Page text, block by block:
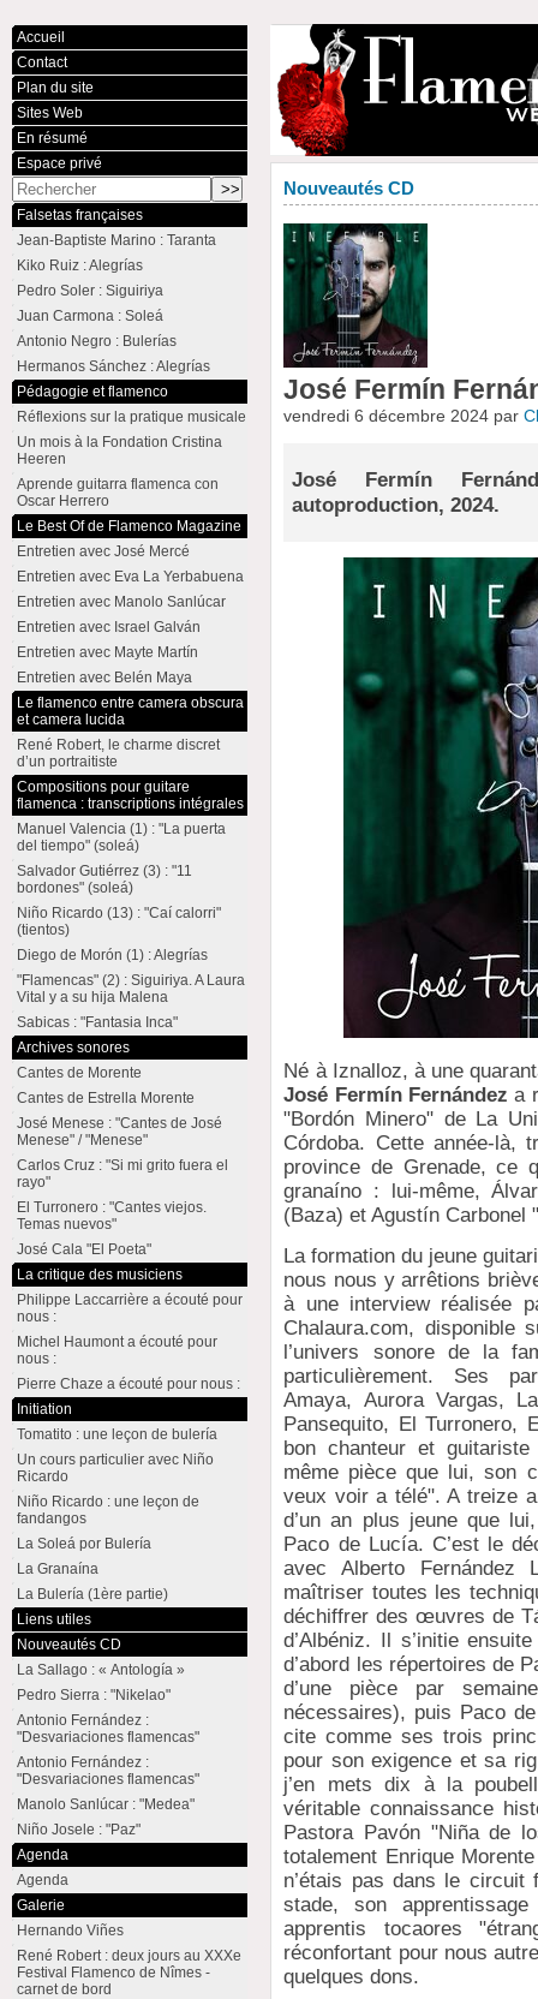
Nouveautés CD
José Fermín
vendredi 6 décembre 2024 par
José Fermín
autoproduction, 2024.
Né à Iznalloz, à une
José Fermín Fernández a
"Bordón Minero" de La
Córdoba. Cette année-là,
province de Grenade, ce
granaíno : lui-même,
(Baza) et Agustín Carbonel
La formation du jeune
nous nous y arrêtions
à une interview réalisée
Chalaura.com, disponible
l’univers sonore de la
particulièrement. Ses
Amaya, Aurora Vargas,
Pansequito, El Turronero,
bon chanteur et
même pièce que lui, son
veux voir a télé". A treize
d’un an plus jeune que
Paco de Lucía. C’est le
avec Alberto
maîtriser toutes les
déchiffrer des œuvres de
d’Albéniz. Il s’initie
d’abord les répertoires de
d’une pièce par
nécessaires), puis Paco
cite comme ses trois
pour son exigence et sa
j’en mets dix à la
véritable connaissance
Pastora Pavón "Niña de
totalement Enrique
n’étais pas dans le circuit
stade, son
apprentis tocaores
réconfortant pour nous
quelques dons.
Accueil
Contact
Plan du site
Sites Web
En résumé
Espace privé
Falsetas françaises
Jean-Baptiste Marino : Taranta
Kiko Ruiz : Alegrías
Pedro Soler : Siguiriya
Juan Carmona : Soleá
Antonio Negro : Bulerías
Hermanos Sánchez : Alegrías
Pédagogie et flamenco
Réflexions sur la pratique musicale
Un mois à la Fondation Cristina
Heeren
Aprende guitarra flamenca con
Oscar Herrero
Le Best Of de Flamenco Magazine
Entretien avec José Mercé
Entretien avec Eva La Yerbabuena
Entretien avec Manolo Sanlúcar
Entretien avec Israel Galván
Entretien avec Mayte Martín
Entretien avec Belén Maya
Le flamenco entre camera obscura
et camera lucida
René Robert, le charme discret
d’un portraitiste
Compositions pour guitare
flamenca : transcriptions intégrales
Manuel Valencia (1) : "La puerta
del tiempo" (soleá)
Salvador Gutiérrez (3) : "11
bordones" (soleá)
Niño Ricardo (13) : "Caí calorri"
(tientos)
Diego de Morón (1) : Alegrías
"Flamencas" (2) : Siguiriya. A Laura
Vital y a su hija Malena
Sabicas : "Fantasia Inca"
Archives sonores
Cantes de Morente
Cantes de Estrella Morente
José Menese : "Cantes de José
Menese" / "Menese"
Carlos Cruz : "Si mi grito fuera el
rayo"
El Turronero : "Cantes viejos.
Temas nuevos"
José Cala "El Poeta"
La critique des musiciens
Philippe Laccarrière a écouté pour
nous :
Michel Haumont a écouté pour
nous :
Pierre Chaze a écouté pour nous :
Initiation
Tomatito : une leçon de bulería
Un cours particulier avec Niño
Ricardo
Niño Ricardo : une leçon de
fandangos
La Soleá por Bulería
La Granaína
La Bulería (1ère partie)
Liens utiles
Nouveautés CD
La Sallago : « Antología »
Pedro Sierra : "Nikelao"
Antonio Fernández :
"Desvariaciones flamencas"
Antonio Fernández :
"Desvariaciones flamencas"
Manolo Sanlúcar : "Medea"
Niño Josele : "Paz"
Agenda
Agenda
Galerie
Hernando Viñes
René Robert : deux jours au XXXe
Festival Flamenco de Nîmes -
carnet de bord